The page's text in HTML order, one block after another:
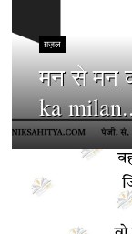
ग़ज़ल
मन से मन
ka